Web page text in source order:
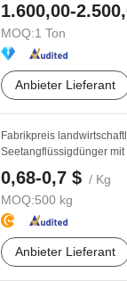
1.600,00-
MOQ:1 Ton
Anbieter Lieferant
Fabrikpreis
Seetangflüssigdünger mit
0,68-0,7 $ / Kg
MOQ:500 kg
Anbieter Lieferant